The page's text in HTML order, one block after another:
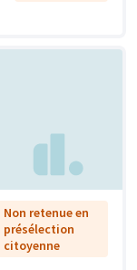
Non retenue en
présélection
citoyenne